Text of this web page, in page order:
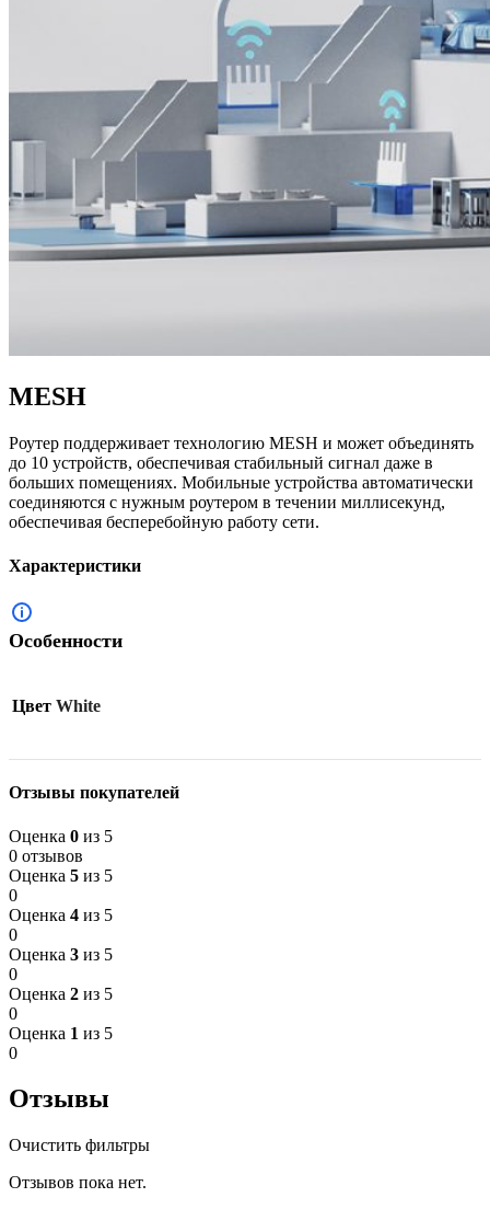
MESH
Роутер поддерживает технологию MESH и может объединять
до 10 устройств, обеспечивая стабильный сигнал даже в
больших помещениях. Мобильные устройства автоматически
соединяются с нужным роутером в течении миллисекунд,
обеспечивая бесперебойную работу сети.
Характеристики
Особенности
Цвет White
Отзывы покупателей
Оценка 0 из 5
0 отзывов
Оценка 5 из 5
0
Оценка 4 из 5
0
Оценка 3 из 5
0
Оценка 2 из 5
0
Оценка 1 из 5
0
Отзывы
Очистить фильтры
Отзывов пока нет.